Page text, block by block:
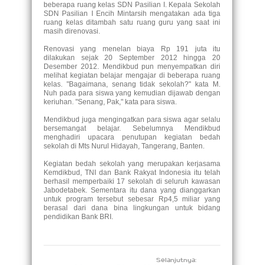
beberapa ruang kelas SDN Pasilian I. Kepala Sekolah
SDN Pasilian I Encih Mintarsih mengatakan ada tiga
ruang kelas ditambah satu ruang guru yang saat ini
masih direnovasi.
Renovasi yang menelan biaya Rp 191 juta itu
dilakukan sejak 20 September 2012 hingga 20
Desember 2012. Mendikbud pun menyempatkan diri
melihat kegiatan belajar mengajar di beberapa ruang
kelas. "Bagaimana, senang tidak sekolah?" kata M.
Nuh pada para siswa yang kemudian dijawab dengan
keriuhan. "Senang, Pak," kata para siswa.
Mendikbud juga mengingatkan para siswa agar selalu
bersemangat belajar. Sebelumnya Mendikbud
menghadiri upacara penutupan kegiatan bedah
sekolah di Mts Nurul Hidayah, Tangerang, Banten.
Kegiatan bedah sekolah yang merupakan kerjasama
Kemdikbud, TNI dan Bank Rakyat Indonesia itu telah
berhasil memperbaiki 17 sekolah di seluruh kawasan
Jabodetabek. Sementara itu dana yang dianggarkan
untuk program tersebut sebesar Rp4,5 miliar yang
berasal dari dana bina lingkungan untuk bidang
pendidikan Bank BRI.
Selanjutnya: